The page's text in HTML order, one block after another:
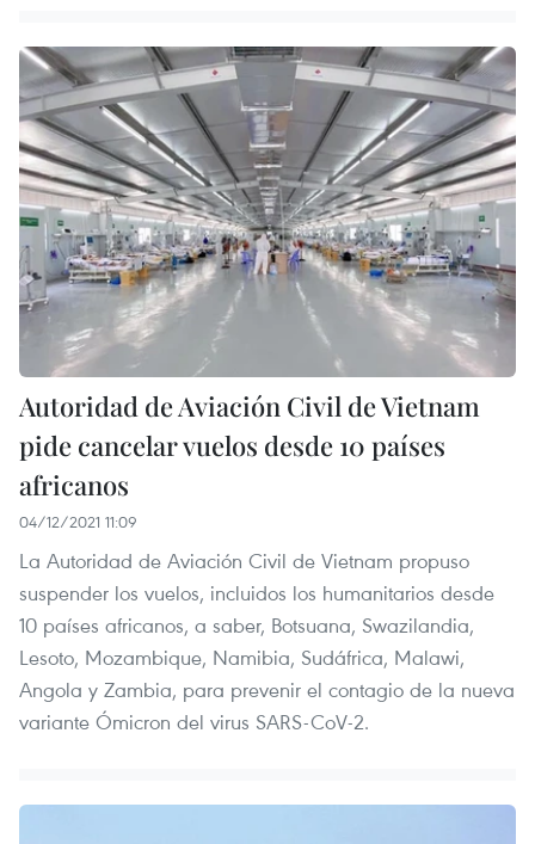
Autoridad de Aviación Civil de Vietnam
pide cancelar vuelos desde 10 países
africanos
04/12/2021 11:09
La Autoridad de Aviación Civil de Vietnam propuso
suspender los vuelos, incluidos los humanitarios desde
10 países africanos, a saber, Botsuana, Swazilandia,
Lesoto, Mozambique, Namibia, Sudáfrica, Malawi,
Angola y Zambia, para prevenir el contagio de la nueva
variante Ómicron del virus SARS-CoV-2.